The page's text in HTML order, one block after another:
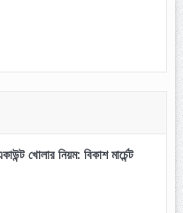
খোলার নিয়ম: বিকাশ মার্চেন্ট